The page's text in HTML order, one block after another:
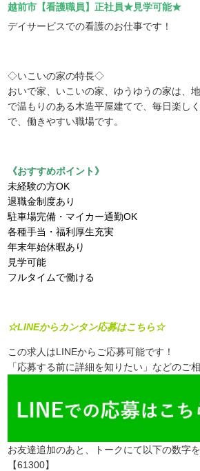
越前市【看護職員】正社員★見学可能★
デイサービスでの看護のお仕事です！
◇いこいの家の特長◇
おいで家、いこいの家、ゆうゆうの家は、
で温もりのある木造平屋建てで、毎日楽し
で、働きやすい職場です。
《おすすめポイント》
未経験の方OK
退職金制度あり
駐車場完備・マイカー通勤OK
各種手当・福利厚生充実
年末年始休暇あり
見学可能
フルタイムで働ける
☆LINEからカンタン応募はこちら☆
この求人はLINEからご応募可能です！
「応募する前に詳細を知りたい」などのご
お友達追加のあと、トークにて以下の数字
【61300】